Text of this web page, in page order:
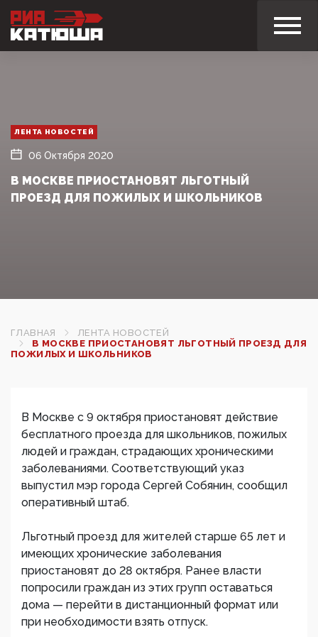
ЛЕНТА НОВОСТЕЙ
06 Октября 2020
В МОСКВЕ ПРИОСТАНОВЯТ ЛЬГОТНЫЙ
ПРОЕЗД ДЛЯ ПОЖИЛЫХ И ШКОЛЬНИКОВ
ГЛАВНАЯ
ЛЕНТА НОВОСТЕЙ
В МОСКВЕ ПРИОСТАНОВЯТ ЛЬГОТНЫЙ ПРОЕЗД ДЛЯ
ПОЖИЛЫХ И ШКОЛЬНИКОВ
В Москве с 9 октября приостановят действие
бесплатного проезда для школьников, пожилых
людей и граждан, страдающих хроническими
заболеваниями. Соответствующий указ
выпустил мэр города Сергей Собянин, сообщил
оперативный штаб.
Льготный проезд для жителей старше 65 лет и
имеющих хронические заболевания
приостановят до 28 октября. Ранее власти
попросили граждан из этих групп оставаться
дома — перейти в дистанционный формат или
при необходимости взять отпуск.